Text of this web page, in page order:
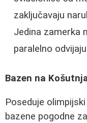
zaključavaju
Jedina zamerka
paralelno
Bazen na
Poseduje
bazene pogodne